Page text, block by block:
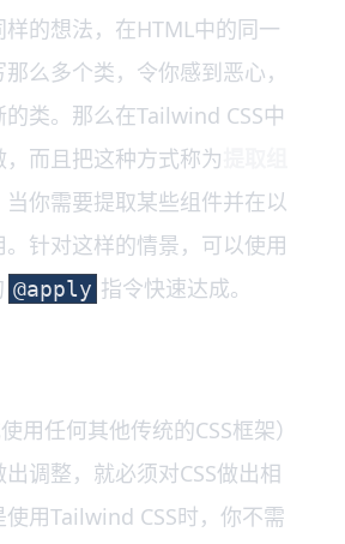
的想法，在HTML中的同一
么多个类，令你感到恶心，
类。那么在Tailwind CSS中
而且把这种方式称为
当你需要提取某些组件并在以
针对这样的情景，可以使用
@apply 指令快速达成。
用任何其他传统的CSS框架）
调整，就必须对CSS做出相
用Tailwind CSS时，你不需